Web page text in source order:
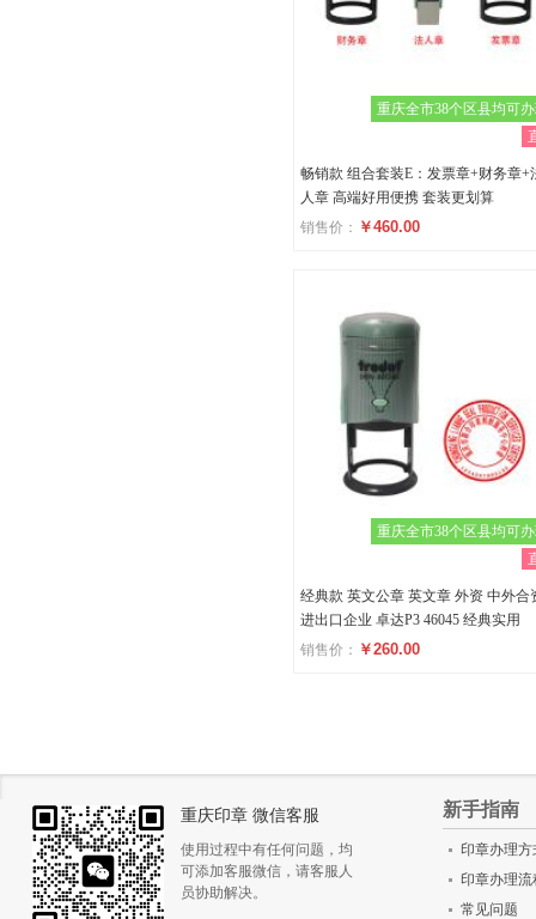
重庆全市38个区县均可
畅销款 组合套装E：发票章+财务章+
人章 高端好用便携 套装更划算
销售价： ￥460.00
重庆全市38个区县均可
经典款 英文公章 英文章 外资 中外合
进出口企业 卓达P3 46045 经典实用
销售价： ￥260.00
重庆印章 微信客服
使用过程中有任何问题，均
可添加客服微信，请客服人
员协助解决。
新手指南
印章办理方
印章办理流
常见问题